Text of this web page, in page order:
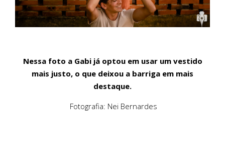
Nessa foto a Gabi já optou em usar um vestido
mais justo, o que deixou a barriga em mais
destaque.
Fotografia: Nei Bernardes